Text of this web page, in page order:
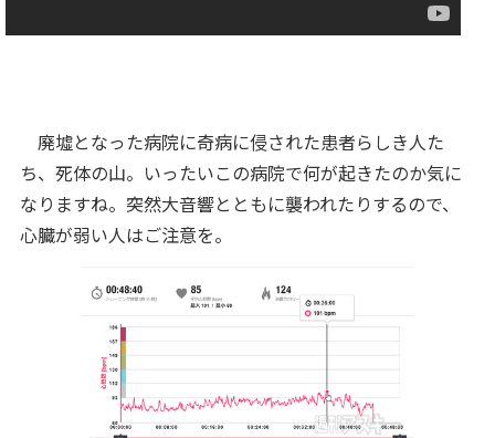
廃墟となった病院に奇病に侵された患者らしき人た
ち、死体の山。いったいこの病院で何が起きたのか気に
なりますね。突然大音響とともに襲われたりするので、
心臓が弱い人はご注意を。